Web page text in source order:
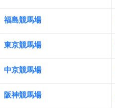
福島競馬場
東京競馬場
中京競馬場
阪神競馬場